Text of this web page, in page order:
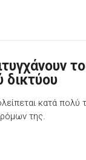
δικτύου
κατά
της.